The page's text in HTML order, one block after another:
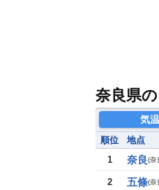
奈良県
気温
順位 地点
1
奈良(奈
2 五條(奈